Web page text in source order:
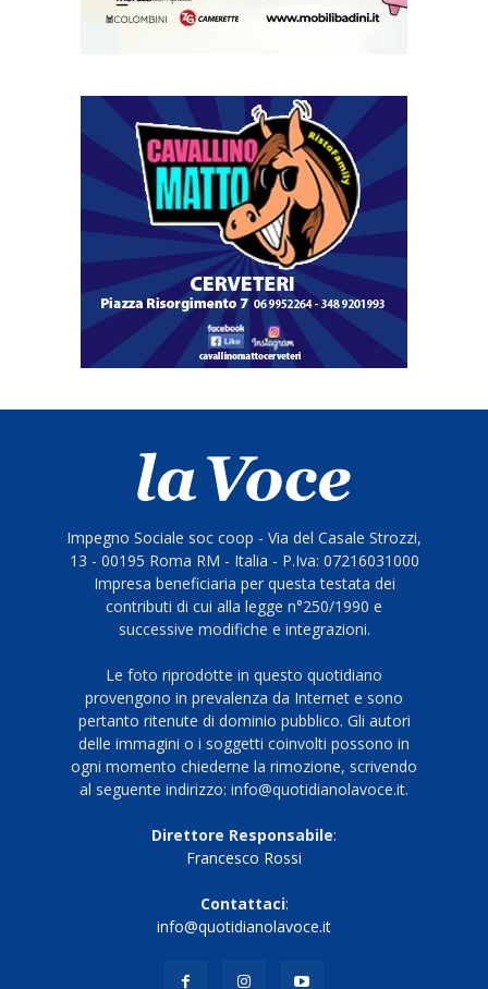
Impegno Sociale soc coop - Via del Casale Strozzi,
13 - 00195 Roma RM - Italia - P.Iva: 07216031000
Impresa beneficiaria per questa testata dei
contributi di cui alla legge n°250/1990 e
successive modifiche e integrazioni.
Le foto riprodotte in questo quotidiano
provengono in prevalenza da Internet e sono
pertanto ritenute di dominio pubblico. Gli autori
delle immagini o i soggetti coinvolti possono in
ogni momento chiederne la rimozione, scrivendo
al seguente indirizzo: info@quotidianolavoce.it.
Direttore Responsabile:
Francesco Rossi
Contattaci:
info@quotidianolavoce.it